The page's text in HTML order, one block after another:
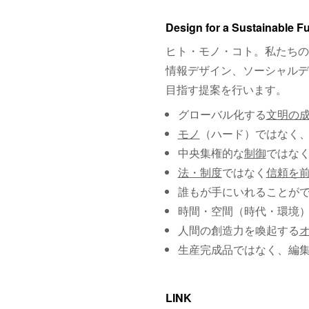
Design for a Sustainable
ヒト・モノ・コト。私たち
情報デザイン、ソーシャル
目指す提案を行います。
グローバル化する文明の
モノ （ハード）ではなく
中央集権的な制御ではな
法・制度ではなく 信頼を
誰もが手にいれることが
時間・空間（時代・環境
人間の創造力を喚起する
生産完成品ではなく、編
LINK